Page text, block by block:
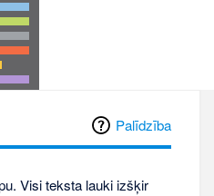
Palīdzība
Visi teksta lauki izšķir